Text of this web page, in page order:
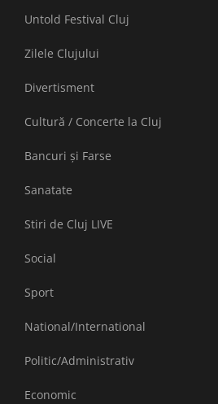
Untold Festival Cluj
Zilele Clujului
Divertisment
Cultură / Concerte la Cluj
Bancuri și Farse
Sanatate
Stiri de Cluj LIVE
Social
Sport
National/International
Politic/Administrativ
Economic